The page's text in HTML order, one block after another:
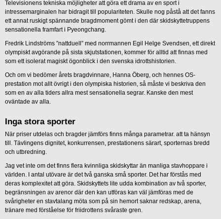
Televisionens tekniska möjligheter att göra ett drama av en sport i
intressemarginalen har bidragit till populariteten. Skulle nog påstå att det fanns
ett annat ruskigt spännande bragdmoment gömt i den där skidskyttetruppens
sensationella framfart i Pyeongchang.
Fredrik Lindströms ”nattduell” med norrmannen Egil Helge Svendsen, ett direkt
olympiskt avgörande på sista skjutstationen, kommer för alltid att finnas med
som ett isolerat magiskt ögonblick i den svenska idrottshistorien.
Och om vi bedömer årets bragdvinnare, Hanna Öberg, och hennes OS-
prestation mot allt övrigt i den olympiska historien, så måste vi beskriva den
som en av alla tiders allra mest sensationella segrar. Kanske den mest
oväntade av alla.
Inga stora sporter
När priser utdelas och bragder jämförs finns många parametrar. att ta hänsyn
till. Tävlingens dignitet, konkurrensen, prestationens särart, sporternas bredd
och utbredning.
Jag vet inte om det finns flera kvinnliga skidskyttar än manliga stavhoppare i
världen. I antal utövare är det två ganska små sporter. Det har förstås med
deras komplexitet att göra. Skidskyttets lite udda kombination av två sporter,
begränsningen av arenor där den kan utföras kan väl jämföras med de
svårigheter en stavtalang möta som på sin hemort saknar redskap, arena,
tränare med förståelse för friidrottens svåraste gren.